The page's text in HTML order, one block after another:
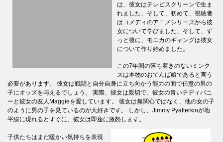
は、彼女はテレビスクリーンで生ま
れました、そして、初めて、視聴者
はコメディのアニメシリーズから彼
女について学びました、そして、ず
っと後に、モニカのギャングは彼女
について作り始めました。
この7年間の落ち着きのないミンク
スは本物のおてんば娘であると言う
必要があります。 彼女は戦闘と自分自身に立ち向かう能力の面で任意の男の
子にオッズを与えるでしょう。 実際、彼女は親切で、彼女の青いテディバニ
ーと彼女の友人Maggieを愛しています。 彼女は無関心ではなく、他の女の子
のように男の子を見ているのが大好きです。 しかし、Jimmy Pyatterkinが地
平線に現れるとすぐに、彼女は即座に激怒します。
子供たちはまだ暖かい気持ちを表現